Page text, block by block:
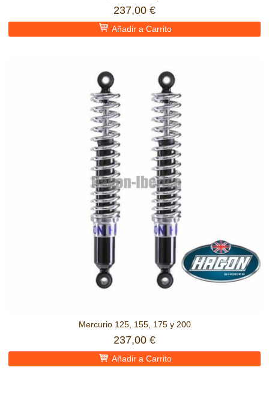
237,00 €
Añadir a Carrito
Mercurio 125, 155, 175 y 200
237,00 €
Añadir a Carrito